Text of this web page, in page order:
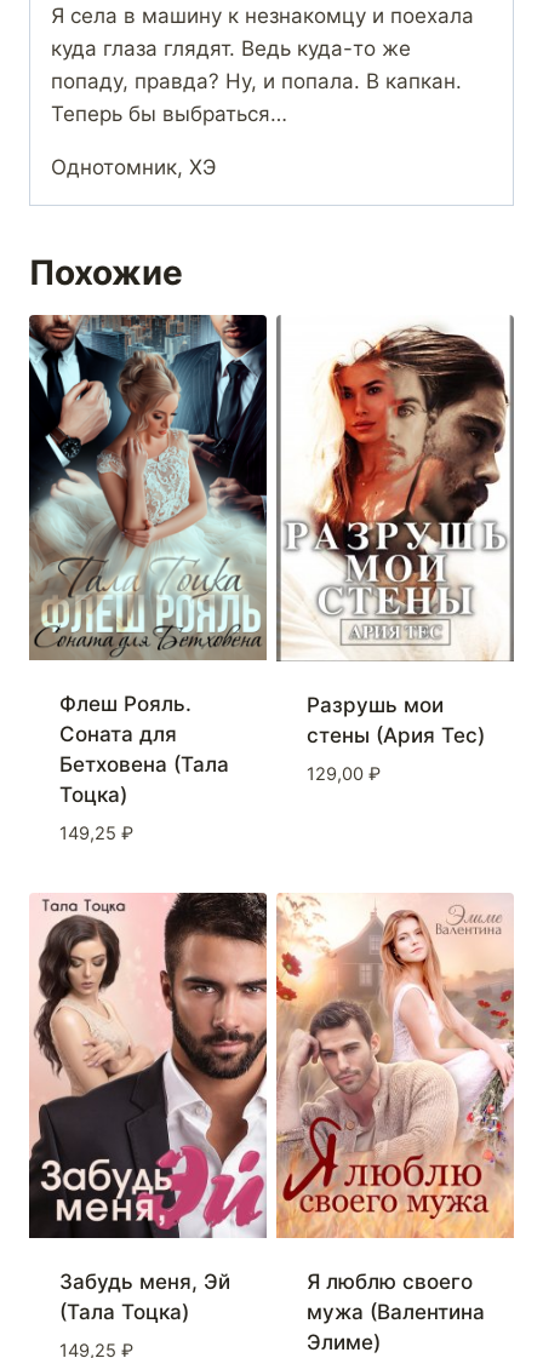
Я села в машину к незнакомцу и поехала
куда глаза глядят. Ведь куда-то же
попаду, правда? Ну, и попала. В капкан.
Теперь бы выбраться…
Однотомник, ХЭ
Похожие
Флеш Рояль.
Соната для
Бетховена (Тала
Тоцка)
149,25 ₽
Разрушь мои
стены (Ария Тес)
129,00 ₽
Забудь меня, Эй
(Тала Тоцка)
149,25 ₽
Я люблю своего
мужа (Валентина
Элиме)